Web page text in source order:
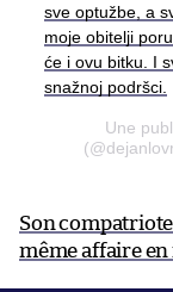
sve optužbe, a
moje obitelji
će i ovu bitku. I
snažnoj podršci.
Une
Son
même affaire